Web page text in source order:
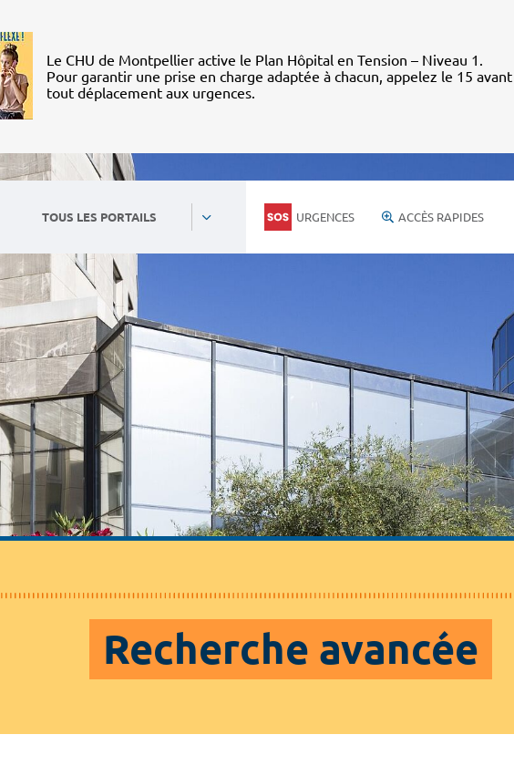
Le CHU de Montpellier active le Plan Hôpital en Tension – Niveau 1.
Pour garantir une prise en charge adaptée à chacun, appelez le 15 avant
tout déplacement aux urgences.
TOUS LES PORTAILS URGENCES ACCÈS RAPIDES
Recherche avancée